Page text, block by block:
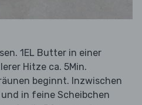
1EL Butter in einer
Hitze ca. 5Min.
beginnt. Inzwischen
in feine Scheibchen